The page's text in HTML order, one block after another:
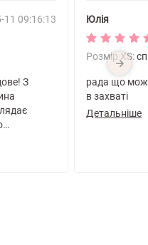
11 09:16:13 Юлія
Розмір XS:
рада що
в захваті
Детальніше